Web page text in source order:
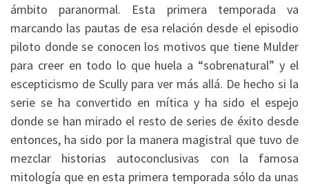
ámbito paranormal. Esta primera temporada va
marcando las pautas de esa relación desde el episodio
piloto donde se conocen los motivos que tiene Mulder
para creer en todo lo que huela a “sobrenatural” y el
escepticismo de Scully para ver más allá. De hecho si la
serie se ha convertido en mítica y ha sido el espejo
donde se han mirado el resto de series de éxito desde
entonces, ha sido por la manera magistral que tuvo de
mezclar historias autoconclusivas con la famosa
mitología que en esta primera temporada sólo da unas